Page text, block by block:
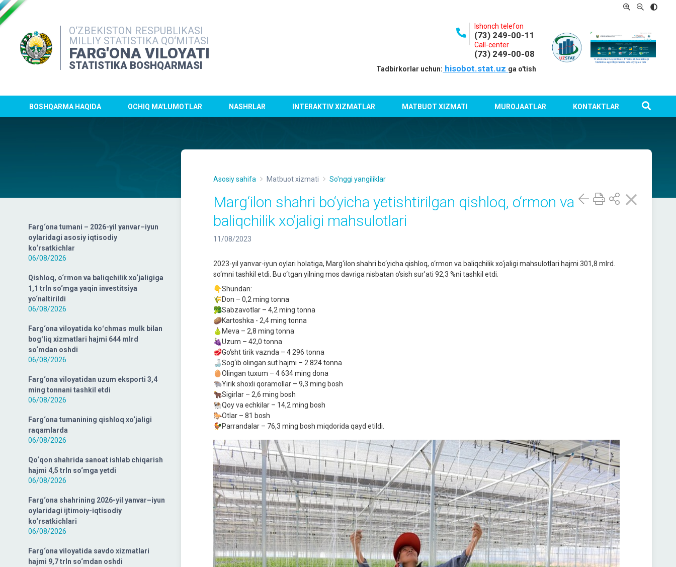
O‘ZBEKISTON RESPUBLIKASI
MILLIY STATISTIKA QO‘MITASI
FARG'ONA VILOYATI
STATISTIKA BOSHQARMASI
Ishonch telefon
(73) 249-00-11
Call-center
(73) 249-00-08
Tadbirkorlar uchun: hisobot.stat.uz ga o'tish
BOSHQARMA HAQIDA OCHIQ MA'LUMOTLAR NASHRLAR INTERAKTIV XIZMATLAR MATBUOT XIZMATI MUROJAATLAR KONTAKTLAR
Farg‘ona tumani – 2026-yil yanvar–iyun
oylaridagi asosiy iqtisodiy
ko‘rsatkichlar
06/08/2026
Qishloq, o‘rmon va baliqchilik xo‘jaligiga
1,1 trln so‘mga yaqin investitsiya
yo‘naltirildi
06/08/2026
Farg‘ona viloyatida koʻchmas mulk bilan
bogʻliq xizmatlari hajmi 644 mlrd
so‘mdan oshdi
06/08/2026
Farg‘ona viloyatidan uzum eksporti 3,4
ming tonnani tashkil etdi
06/08/2026
Farg‘ona tumanining qishloq xo‘jaligi
raqamlarda
06/08/2026
Qo‘qon shahrida sanoat ishlab chiqarish
hajmi 4,5 trln so‘mga yetdi
06/08/2026
Farg‘ona shahrining 2026-yil yanvar–iyun
oylaridagi ijtimoiy-iqtisodiy
ko‘rsatkichlari
06/08/2026
Farg‘ona viloyatida savdo xizmatlari
hajmi 9,7 trln so‘mdan oshdi
Asosiy sahifa Matbuot xizmati So'nggi yangiliklar
Marg‘ilon shahri bo‘yicha yetishtirilgan qishloq, o‘rmon va
baliqchilik xo‘jaligi mahsulotlari
11/08/2023
2023-yil yanvar-iyun oylari holatiga, Marg‘ilon shahri bo‘yicha qishloq, o‘rmon va baliqchilik xo‘jaligi mahsulotlari hajmi 301,8 mlrd.
so‘mni tashkil etdi. Bu o‘tgan yilning mos davriga nisbatan o‘sish sur’ati 92,3 %ni tashkil etdi.
👇Shundan:
🌾Don – 0,2 ming tonna
🥦Sabzavotlar – 4,2 ming tonna
🥔Kartoshka - 2,4 ming tonna
🍐Meva – 2,8 ming tonna
🍇Uzum – 42,0 tonna
🥩Go‘sht tirik vaznda – 4 296 tonna
🍶Sog‘ib olingan sut hajmi – 2 824 tonna
🥚Olingan tuxum – 4 634 ming dona
🐃Yirik shoxli qoramollar – 9,3 ming bosh
🐂Sigirlar – 2,6 ming bosh
🐏Qoy va echkilar – 14,2 ming bosh
🐎Otlar – 81 bosh
🐓Parrandalar – 76,3 ming bosh miqdorida qayd etildi.